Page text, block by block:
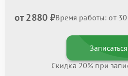
от 2880 ₽Время работы: от
Записаться
Скидка 20% при